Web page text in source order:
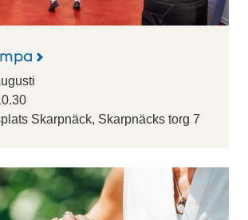
Skarpnäck, Skarpnäcks torg 7